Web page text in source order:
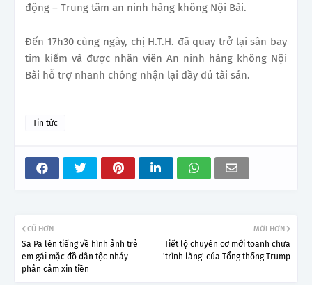
động – Trung tâm an ninh hàng không Nội Bài.
Đến 17h30 cùng ngày, chị H.T.H. đã quay trở lại sân bay
tìm kiếm và được nhân viên An ninh hàng không Nội
Bài hỗ trợ nhanh chóng nhận lại đầy đủ tài sản.
Tin tức
MỚI HƠN
Tiết lộ chuyên cơ mới toanh chưa
'trình làng' của Tổng thống Trump
CŨ HƠN
Sa Pa lên tiếng về hình ảnh trẻ
em gái mặc đồ dân tộc nhảy
phản cảm xin tiền